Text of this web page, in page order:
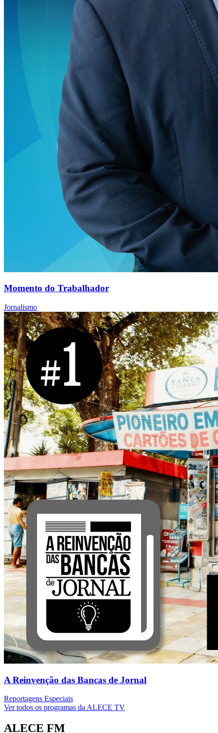
Momento do Trabalhador
Jornalismo
A Reinvenção das Bancas de Jornal
Reportagens Especiais
Ver todos os programas da ALECE TV
ALECE FM